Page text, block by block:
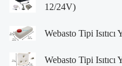
12/24V)
Webasto Tipi Isıtıcı
Webasto Tipi Isıtıcı